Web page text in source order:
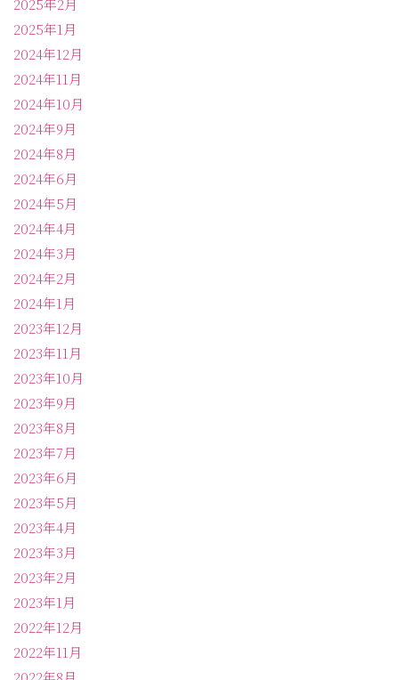
2025年2月
2025年1月
2024年12月
2024年11月
2024年10月
2024年9月
2024年8月
2024年6月
2024年5月
2024年4月
2024年3月
2024年2月
2024年1月
2023年12月
2023年11月
2023年10月
2023年9月
2023年8月
2023年7月
2023年6月
2023年5月
2023年4月
2023年3月
2023年2月
2023年1月
2022年12月
2022年11月